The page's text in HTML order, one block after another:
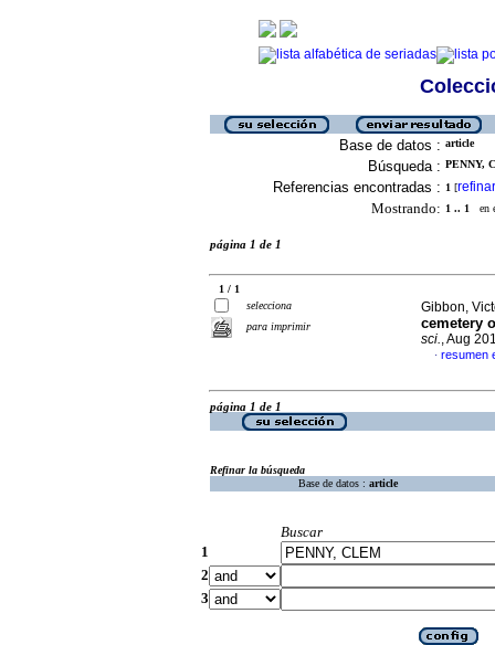
Base de datos : article
Búsqueda : PENNY,
Referencias encontradas : 1 [refinar
Mostrando: 1 .. 1 en
página 1 de 1
1 / 1
selecciona
para imprimir
Gibbon,
cemetery
sci., Aug
· resumen
página 1 de 1
Refinar la búsqueda
Base de datos : article
Buscar
1
2
3